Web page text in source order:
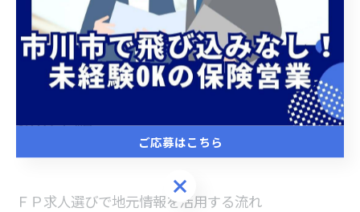
て記載することが大切です。住所表記の正確性を高める
ことで、応募者としての信頼度も向上します。
地域密着！白井市で有利に転職するた
めの手順
ＦＰ求人選びで地元情報を活用する流れ
ご応募はこちら
ご応募はこちら